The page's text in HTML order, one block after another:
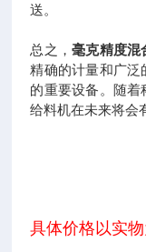
送。
总之，毫克精度混
精确的计量和广泛
的重要设备。随
给料机在未来将会
具体价格以实